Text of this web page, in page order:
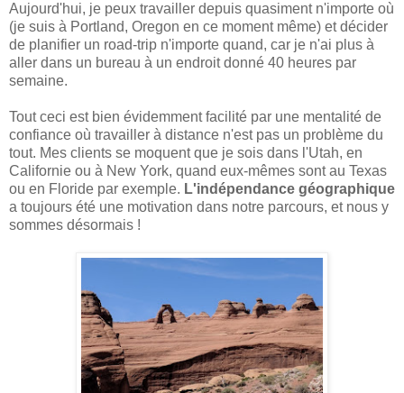
Aujourd'hui, je peux travailler depuis quasiment n'importe où
(je suis à Portland, Oregon en ce moment même) et décider
de planifier un road-trip n'importe quand, car je n'ai plus à
aller dans un bureau à un endroit donné 40 heures par
semaine.
Tout ceci est bien évidemment facilité par une mentalité de
confiance où travailler à distance n'est pas un problème du
tout. Mes clients se moquent que je sois dans l'Utah, en
Californie ou à New York, quand eux-mêmes sont au Texas
ou en Floride par exemple. L'indépendance géographique
a toujours été une motivation dans notre parcours, et nous y
sommes désormais !